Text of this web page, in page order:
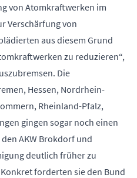
von Atomkraftwerken im
Verschärfung von
aus diesem Grund
zu reduzieren“,
Die
Hessen, Nordrhein-
Rheinland-Pfalz,
gingen sogar noch einen
AKW Brokdorf und
deutlich früher zu
forderten sie den Bund